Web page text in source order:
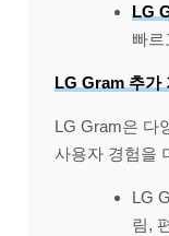
LG
빠르
LG Gram 추가
LG Gram은 다
사용자 경험을
LG
림,